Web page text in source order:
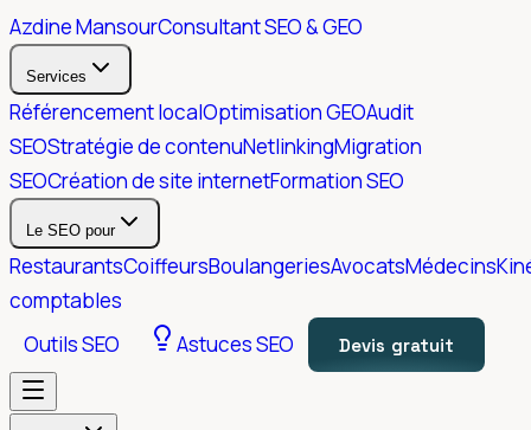
Azdine MansourConsultant SEO & GEO
Services
Référencement localOptimisation GEOAudit
SEOStratégie de contenuNetlinkingMigration
SEOCréation de site internetFormation SEO
Le SEO pour
RestaurantsCoiffeursBoulangeriesAvocatsMédecins
comptables
Outils SEO
Astuces SEO Devis gratuit